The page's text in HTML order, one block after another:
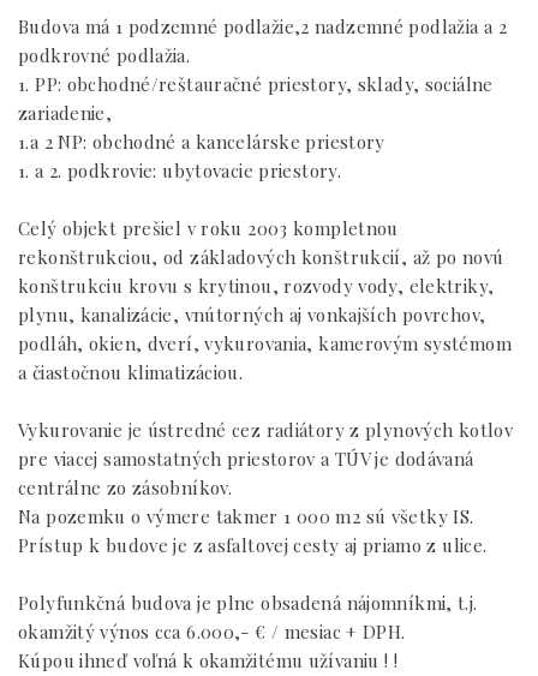
Budova má 1 podzemné podlažie,2 nadzemné podlažia a 2
podkrovné podlažia.
1. PP: obchodné/reštauračné priestory, sklady, sociálne
zariadenie,
1.a 2 NP: obchodné a kancelárske priestory
1. a 2. podkrovie: ubytovacie priestory.
Celý objekt prešiel v roku 2003 kompletnou
rekonštrukciou, od základových konštrukcií, až po novú
konštrukciu krovu s krytinou, rozvody vody, elektriky,
plynu, kanalizácie, vnútorných aj vonkajších povrchov,
podláh, okien, dverí, vykurovania, kamerovým systémom
a čiastočnou klimatizáciou.
Vykurovanie je ústredné cez radiátory z plynových kotlov
pre viacej samostatných priestorov a TÚV je dodávaná
centrálne zo zásobníkov.
Na pozemku o výmere takmer 1 000 m2 sú všetky IS.
Prístup k budove je z asfaltovej cesty aj priamo z ulice.
Polyfunkčná budova je plne obsadená nájomníkmi, t.j.
okamžitý výnos cca 6.000,- € / mesiac + DPH.
Kúpou ihneď voľná k okamžitému užívaniu ! !